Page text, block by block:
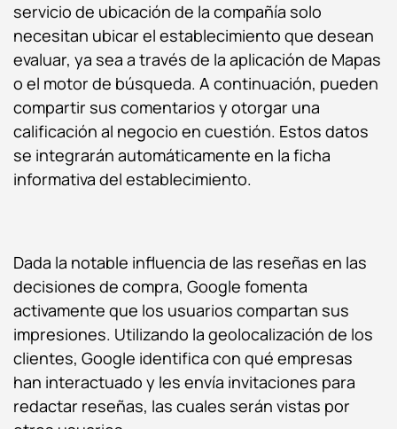
servicio de ubicación de la compañía solo
necesitan ubicar el establecimiento que desean
evaluar, ya sea a través de la aplicación de Mapas
o el motor de búsqueda. A continuación, pueden
compartir sus comentarios y otorgar una
calificación al negocio en cuestión. Estos datos
se integrarán automáticamente en la ficha
informativa del establecimiento.
Dada la notable influencia de las reseñas en las
decisiones de compra, Google fomenta
activamente que los usuarios compartan sus
impresiones. Utilizando la geolocalización de los
clientes, Google identifica con qué empresas
han interactuado y les envía invitaciones para
redactar reseñas, las cuales serán vistas por